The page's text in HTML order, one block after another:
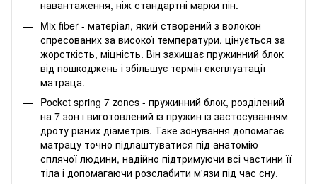
навантаження, ніж стандартні марки пін.
Mix fiber - матеріал, який створений з волокон
спресованих за високої температури, цінується за
жорсткість, міцність. Він захищає пружинний блок
від пошкоджень і збільшує термін експлуатації
матраца.
Pocket spring 7 zones - пружинний блок, розділений
на 7 зон і виготовлений із пружин із застосуванням
дроту різних діаметрів. Таке зонування допомагає
матрацу точно підлаштуватися під анатомію
сплячої людини, надійно підтримуючи всі частини її
тіла і допомагаючи розслабити м'язи під час сну.